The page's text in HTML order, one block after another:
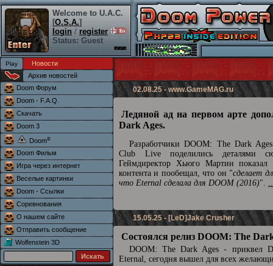
Welcome to U.A.C.
[O.S.A.]
login / register
Status: Guest
Новости
Архив новостей
Doom Форум
Doom - F.A.Q.
Скачать
Doom 3
Doom®
Doom Фильм
Игра через интернет
Веселые картинки
Doom - Ссылки
Соревнования
О нашем сайте
Отправить сообщение
Wolfenstein 3D
02.08.25 -www.GameMAG.ru
Ледяной ад на первом арте
Dark Ages.
Разработчики DOOM: The Dark
Club Live поделились деталями
Геймдиректор Хьюго Мартин показал
контента и пообещал, что он "сделает
что Eternal сделала для DOOM (2016)".
15.05.25 - [LeD]Jake Crusher
Состоялся релиз DOOM: The
DOOM: The Dark Ages - приквел
Eternal, сегодня вышел для всех